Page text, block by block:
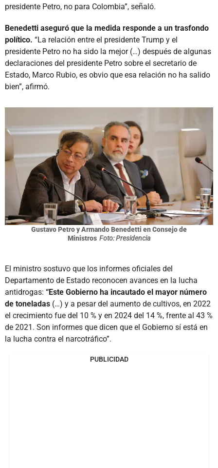
presidente Petro, no para Colombia”, señaló.
Benedetti aseguró que la medida responde a un trasfondo
político. “La relación entre el presidente Trump y el
presidente Petro no ha sido la mejor (…) después de algunas
declaraciones del presidente Petro sobre el secretario de
Estado, Marco Rubio, es obvio que esa relación no ha salido
bien”, afirmó.
Gustavo Petro y Armando Benedetti en Consejo de
Ministros Foto: Presidencia
El ministro sostuvo que los informes oficiales del
Departamento de Estado reconocen avances en la lucha
antidrogas: “Este Gobierno ha incautado el mayor número
de toneladas (…) y a pesar del aumento de cultivos, en 2022
el crecimiento fue del 10 % y en 2024 del 14 %, frente al 43 %
de 2021. Son informes que dicen que el Gobierno sí está en
la lucha contra el narcotráfico”.
PUBLICIDAD